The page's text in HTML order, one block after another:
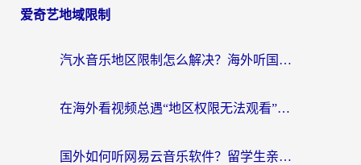
爱奇艺地域限制
汽水音乐地区限制怎么解决？海外听国内音乐的实用指南来了
在海外看视频总遇“地区权限无法观看”？这篇攻略帮你轻松解锁国内影视动漫
国外如何听网易云音乐软件？留学生亲测有效的回国加速方案